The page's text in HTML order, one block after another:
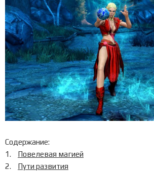
Содержание:
Повелевая магией
Пути развития